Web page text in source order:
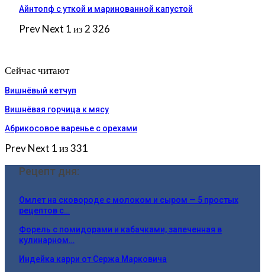
Айнтопф с уткой и маринованной капустой
PrevNext 1 из 2 326
Сейчас читают
Вишнёвый кетчуп
Вишнёвая горчица к мясу
Абрикосовое варенье с орехами
PrevNext 1 из 331
Рецепт дня:
Омлет на сковороде с молоком и сыром — 5 простых
рецептов с…
Форель с помидорами и кабачками, запеченная в
кулинарном…
Индейка карри от Сержа Марковича